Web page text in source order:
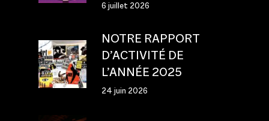
6 juillet 2026
NOTRE RAPPORT
D’ACTIVITÉ DE
L’ANNÉE 2025
24 juin 2026